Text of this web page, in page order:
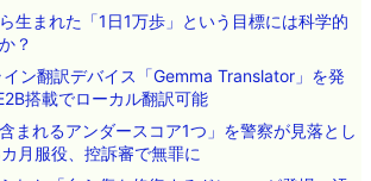
生まれた「1日1万歩」という目標には科学的
？
ン翻訳デバイス「Gemma Translator」を発
搭載でローカル翻訳可能
まれるアンダースコア1つ」を警察が見落とし
月服役、控訴審で無罪に